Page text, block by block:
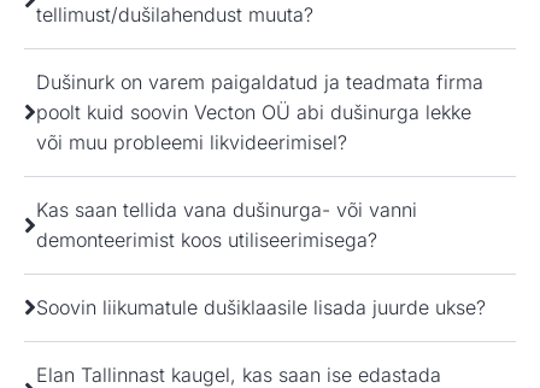
tellimust/dušilahendust muuta?
Dušinurk on varem paigaldatud ja teadmata firma
poolt kuid soovin Vecton OÜ abi dušinurga lekke
või muu probleemi likvideerimisel?
Kas saan tellida vana dušinurga- või vanni
demonteerimist koos utiliseerimisega?
Soovin liikumatule dušiklaasile lisada juurde ukse?
Elan Tallinnast kaugel, kas saan ise edastada